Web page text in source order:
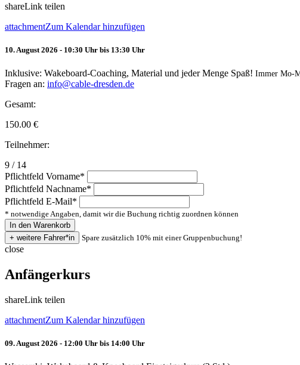
shareLink teilen
attachmentZum Kalendar hinzufügen
10. August 2026 - 10:30 Uhr bis 13:30 Uhr
Inklusive: Wakeboard-Coaching, Material und jeder Menge Spaß! Immer Mo-
Fragen an: info@cable-dresden.de
Gesamt:
150.00 €
Teilnehmer:
9 / 14
Pflichtfeld Vorname*
Pflichtfeld Nachname*
Pflichtfeld E-Mail*
* notwendige Angaben, damit wir die Buchung richtig zuordnen können
Spare zusätzlich 10% mit einer Gruppenbuchung!
close
Anfängerkurs
shareLink teilen
attachmentZum Kalendar hinzufügen
09. August 2026 - 12:00 Uhr bis 14:00 Uhr